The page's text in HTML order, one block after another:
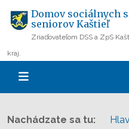
Domov sociálnych
seniorov Kaštieľ
Zriaďovateľom DSS a ZpS
kraj.
Nachádzate sa tu: